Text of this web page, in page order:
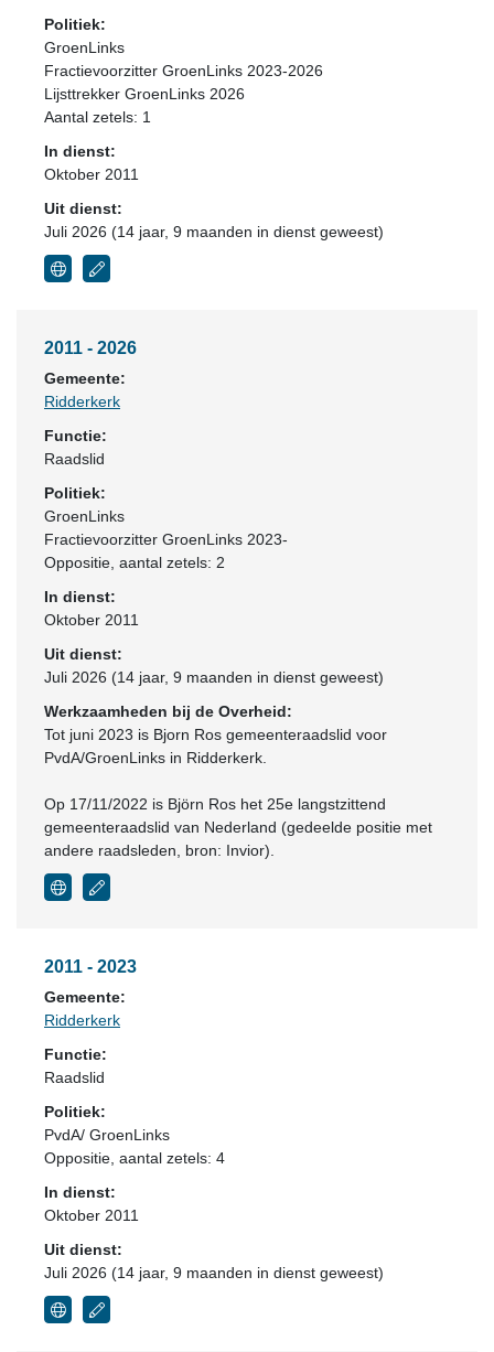
Politiek:
GroenLinks
Fractievoorzitter GroenLinks 2023-2026
Lijsttrekker GroenLinks 2026
Aantal zetels: 1
In dienst:
Oktober 2011
Uit dienst:
Juli 2026 (14 jaar, 9 maanden in dienst geweest)
2011 - 2026
Gemeente:
Ridderkerk
Functie:
Raadslid
Politiek:
GroenLinks
Fractievoorzitter GroenLinks 2023-
Oppositie , aantal zetels: 2
In dienst:
Oktober 2011
Uit dienst:
Juli 2026 (14 jaar, 9 maanden in dienst geweest)
Werkzaamheden bij de Overheid:
Tot juni 2023 is Bjorn Ros gemeenteraadslid voor
PvdA/GroenLinks in Ridderkerk.
Op 17/11/2022 is Björn Ros het 25e langstzittend
gemeenteraadslid van Nederland (gedeelde positie met
andere raadsleden, bron: Invior).
2011 - 2023
Gemeente:
Ridderkerk
Functie:
Raadslid
Politiek:
PvdA/ GroenLinks
Oppositie , aantal zetels: 4
In dienst:
Oktober 2011
Uit dienst:
Juli 2026 (14 jaar, 9 maanden in dienst geweest)